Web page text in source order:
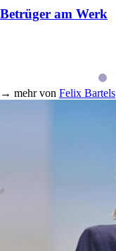
Betrüger am Werk
→ mehr von Felix Bartels